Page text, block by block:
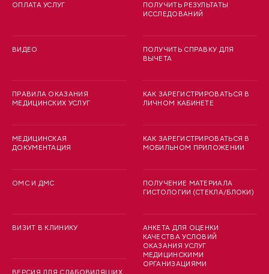
ОПЛАТА УСЛУГ
ВИДЕО
ПРАВИЛА ОКАЗАНИЯ
МЕДИЦИНСКИХ УСЛУГ
МЕДИЦИНСКАЯ
ДОКУМЕНТАЦИЯ
ОМС И ДМС
ВИЗИТ В КЛИНИКУ
ПОЛУЧИТЬ РЕЗУЛЬТАТЫ
ИССЛЕДОВАНИЙ
ПОЛУЧИТЬ СПРАВКУ ДЛЯ
ВЫЧЕТА
КАК ЗАРЕГИСТРИРОВАТЬСЯ В
ЛИЧНОМ КАБИНЕТЕ
КАК ЗАРЕГИСТРИРОВАТЬСЯ В
МОБИЛЬНОМ ПРИЛОЖЕНИИ
ПОЛУЧЕНИЕ МАТЕРИАЛА
ГИСТОЛОГИИ (СТЕКЛА/БЛОКИ)
АНКЕТА ДЛЯ ОЦЕНКИ
КАЧЕСТВА УСЛОВИЙ
ОКАЗАНИЯ УСЛУГ
МЕДИЦИНСКИМИ
ОРГАНИЗАЦИЯМИ